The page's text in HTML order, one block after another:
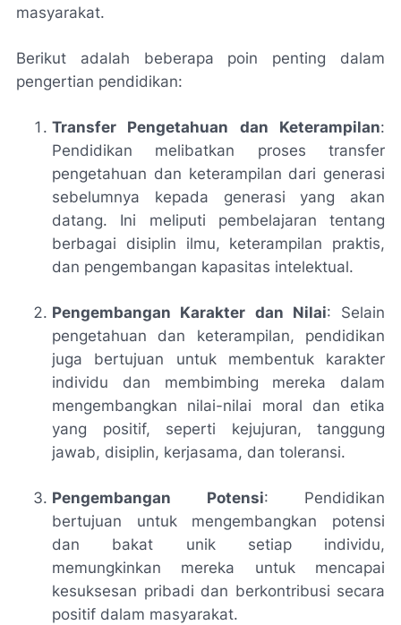
masyarakat.
Berikut adalah beberapa poin penting dalam
pengertian pendidikan:
Transfer Pengetahuan dan Keterampilan:
Pendidikan melibatkan proses transfer
pengetahuan dan keterampilan dari generasi
sebelumnya kepada generasi yang akan
datang. Ini meliputi pembelajaran tentang
berbagai disiplin ilmu, keterampilan praktis,
dan pengembangan kapasitas intelektual.
Pengembangan Karakter dan Nilai: Selain
pengetahuan dan keterampilan, pendidikan
juga bertujuan untuk membentuk karakter
individu dan membimbing mereka dalam
mengembangkan nilai-nilai moral dan etika
yang positif, seperti kejujuran, tanggung
jawab, disiplin, kerjasama, dan toleransi.
Pengembangan Potensi: Pendidikan
bertujuan untuk mengembangkan potensi
dan bakat unik setiap individu,
memungkinkan mereka untuk mencapai
kesuksesan pribadi dan berkontribusi secara
positif dalam masyarakat.